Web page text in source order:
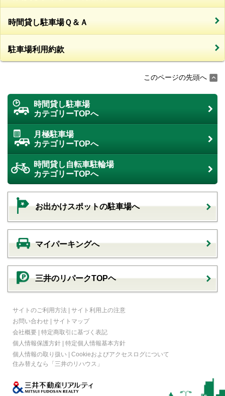
時間貸し駐車場Ｑ＆Ａ
駐車場利用約款
このページの先頭へ
時間貸し駐車場
カテゴリーTOPへ
月極駐車場
カテゴリーTOPへ
時間貸し自転車駐輪場
カテゴリーTOPへ
お出かけスポットの駐車場へ
マイパーキングへ
三井のリパークTOPヘ
サイトのご利用方法 | サイト利用上の注意
お問い合わせ | サイトマップ
会社概要 | 特定商取引に基づく表記
個人情報保護方針 | 特定個人情報基本方針
個人情報の取り扱い | Cookieおよびアクセスログについて
住み替えなら
「三井のリハウス」